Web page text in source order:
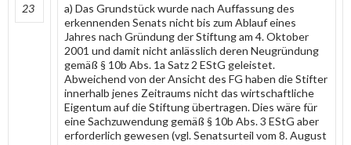
23
a) Das Grundstück wurde nach Auffassung des
erkennenden Senats nicht bis zum Ablauf eines
Jahres nach Gründung der Stiftung am 4. Oktober
2001 und damit nicht anlässlich deren Neugründung
gemäß § 10b Abs. 1a Satz 2 EStG geleistet.
Abweichend von der Ansicht des FG haben die Stifter
innerhalb jenes Zeitraums nicht das wirtschaftliche
Eigentum auf die Stiftung übertragen. Dies wäre für
eine Sachzuwendung gemäß § 10b Abs. 3 EStG aber
erforderlich gewesen (vgl. Senatsurteil vom 8. August